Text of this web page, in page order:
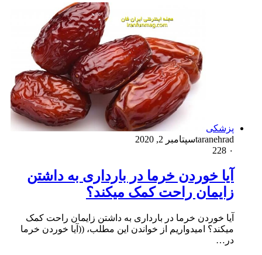
پزشکی
taranehradسپتامبر 2, 2020
۰
آیا خوردن خرما در بارداری به داشتن
زایمان راحت کمک میکند؟
آیا خوردن خرما در بارداری به داشتن زایمان راحت کمک
میکند؟ امیدواریم از خواندن این مطلب، ((آیا خوردن خرما
در…